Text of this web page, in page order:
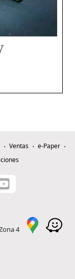
Ventas
e-Paper
4